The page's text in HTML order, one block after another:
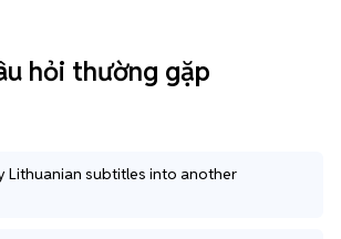
hỏi thường gặp
Lithuanian subtitles into another